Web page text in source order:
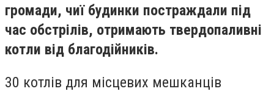
громади, чиї будинки постраждали під
час обстрілів, отримають твердопаливні
котли від благодійників.
30 котлів для місцевих мешканців